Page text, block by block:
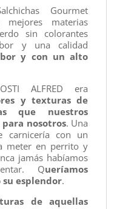
Gourmet
mejores materias
sin colorantes
y una calidad
y con un alto
ALFRED era
y texturas de
que nuestros
nosotros. Una
carnicería con un
meter en perrito y
jamás habíamos
Queríamos
esplendor.
de aquellas